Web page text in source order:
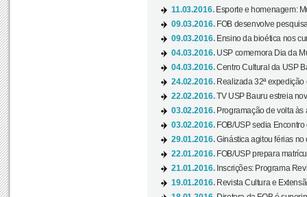
11.03.2016. Esporte e homenagem:
09.03.2016. FOB desenvolve
09.03.2016. Ensino da bioética nos
04.03.2016. USP comemora Dia da
04.03.2016.Centro Cultural da USP
24.02.2016. Realizada 32ª
22.02.2016.TV USP Bauru estreia
03.02.2016. Programação de volta às
03.02.2016. FOB/USP sedia
29.01.2016.Ginástica agitou férias no
22.01.2016. FOB/USP prepara
21.01.2016. Inscrições: Programa
19.01.2016. Revista Cultura e